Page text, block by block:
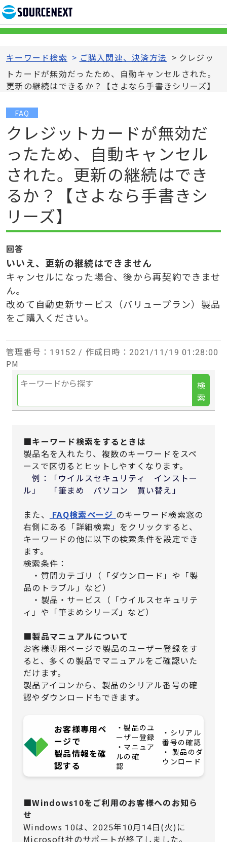
キーワード検索 > ご購入関連、決済方法 > クレジッ
トカードが無効だったため、自動キャンセルされた。
更新の継続はできるか？【さよなら手書きシリーズ】
FAQ
クレジットカードが無効だ
ったため、自動キャンセル
された。更新の継続はでき
るか？【さよなら手書きシ
リーズ】
回答
いいえ、更新の継続はできません
キャンセルになった場合、後から再契約できませ
ん。
改めて自動更新サービス（バリュープラン）製品
をご購入ください。
管理番号 ：19152 / 作成日時 ：2021/11/19 01:28:00
PM
検
索
■キーワード検索をするときは
製品名を入れたり、複数のキーワードをスペ
ースで区切るとヒットしやすくなります。
例：「ウイルスセキュリティ インストー
ル」 「筆まめ パソコン 買い替え」
また、
FAQ検索ページ のキーワード検索窓の
右側にある「詳細検索」をクリックすると、
キーワードの他に以下の検索条件を設定でき
ます。
検索条件：
・質問カテゴリ（「ダウンロード」や「製
品のトラブル」など）
・製品・サービス（「ウイルスセキュリテ
ィ」や「筆まめシリーズ」など）
■製品マニュアルについて
お客様専用ページで製品のユーザー登録をす
ると、多くの製品でマニュアルをご確認いた
だけます。
製品アイコンから、製品のシリアル番号の確
認やダウンロードもできます。
お客様専用ペ
ージで
製品情報を確
認する
・製品のユ
ーザー登録
・マニュア
ルの確
認
・シリアル
番号の確認
・ 製品のダ
ウンロード
■Windows10をご利用のお客様へのお知ら
せ
Windows 10は、2025年10月14日(火)に
Microsoft社のサポートが終了しました。